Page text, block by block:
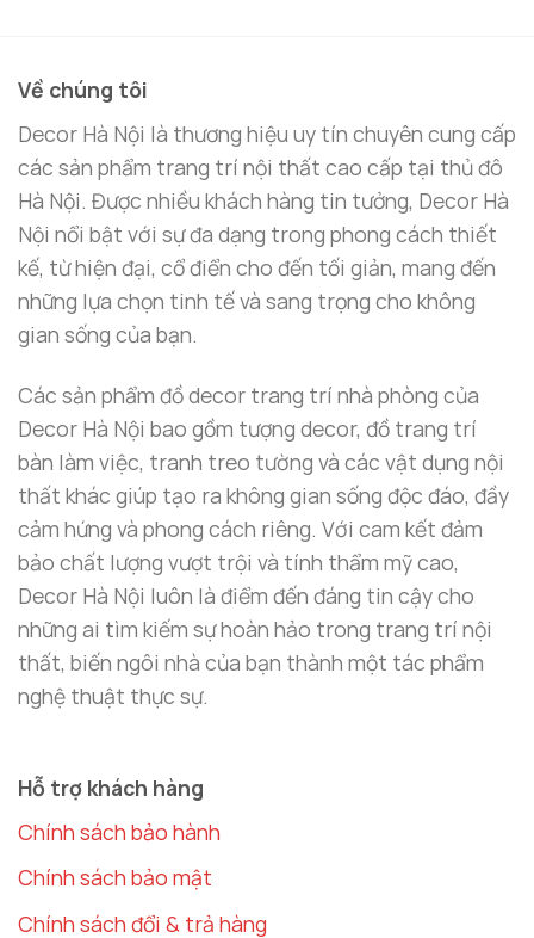
sự duyên dáng và thanh lịch. Nghệ thuật múa ballet
được tái hiện qua hình dáng của tượng mang lại
cảm giác yên bình, tạo nên không gian sống thư
thái.
Ánh Sáng Kết Nối Nghệ Thuật Và Cuộc Sống
Chiếc đèn được tích hợp trong thiết kế tượng
không chỉ mang đến ánh sáng mà còn tạo nên một
dịu nhẹ từ chiếc đèn giúp không gian trở nên ấm áp
và dễ chịu hơn.
Tôn Vinh Không Gian Sống
Dù được đặt trongphòng khách, sảnh lớn hay
phòng ngủ, tượng đèn cô gái múa ballet luôn là tâm
điểm của sự chú ý. Sản phẩm không chỉ làm đẹp
không gian mà còn thể hiện phong cách sống của
gia chủ – một người yêu nghệ thuật và có gu thẩm
mỹ cao cấp.
Về chúng tôi
Decor Hà Nội là thương hiệu uy tín chuyên cung cấp
các sản phẩm trang trí nội thất cao cấp tại thủ đô
Hà Nội. Được nhiều khách hàng tin tưởng, Decor Hà
Nội nổi bật với sự đa dạng trong phong cách thiết
kế, từ hiện đại, cổ điển cho đến tối giản, mang đến
những lựa chọn tinh tế và sang trọng cho không
gian sống của bạn.
Các sản phẩm đồ decor trang trí nhà phòng của
Decor Hà Nội bao gồm tượng decor, đồ trang trí
bàn làm việc, tranh treo tường và các vật dụng nội
thất khác giúp tạo ra không gian sống độc đáo, đầy
cảm hứng và phong cách riêng. Với cam kết đảm
bảo chất lượng vượt trội và tính thẩm mỹ cao,
Decor Hà Nội luôn là điểm đến đáng tin cậy cho
những ai tìm kiếm sự hoàn hảo trong trang trí nội
thất, biến ngôi nhà của bạn thành một tác phẩm
nghệ thuật thực sự.
Hỗ trợ khách hàng
Chính sách bảo hành
Chính sách bảo mật
Chính sách đổi & trả hàng